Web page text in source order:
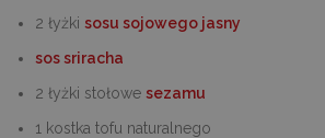
2 łyżki sosu sojowego jasny
sos sriracha
2 łyżki stołowe sezamu
1 kostka tofu naturalnego